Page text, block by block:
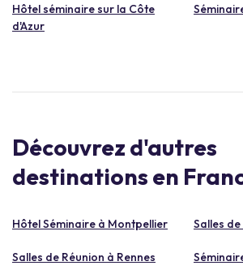
Hôtel séminaire sur la Côte
d'Azur
Découvrez d'autres
destinations en
Hôtel Séminaire à Montpellier Salles
Salles de Réunion à Rennes